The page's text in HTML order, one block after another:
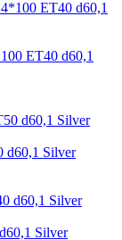
ET40 d60,1
d60,1 Silver
Silver